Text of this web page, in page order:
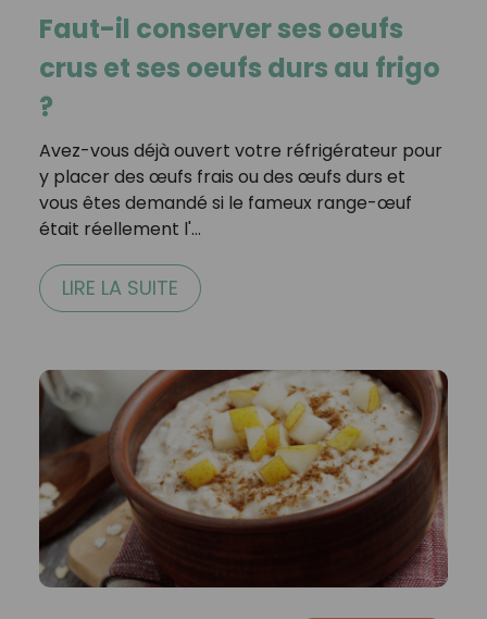
Faut-il conserver ses oeufs
crus et ses oeufs durs au frigo
?
Avez-vous déjà ouvert votre réfrigérateur pour
y placer des œufs frais ou des œufs durs et
vous êtes demandé si le fameux range-œuf
était réellement l'…
LIRE LA SUITE